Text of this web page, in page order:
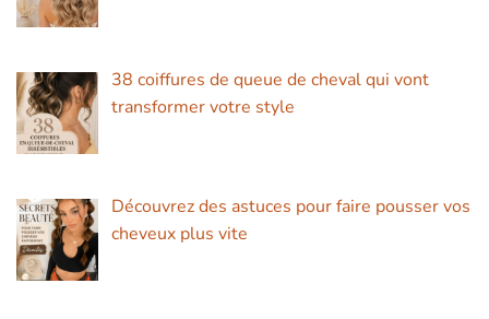
38 coiffures de queue de cheval qui vont
transformer votre style
Découvrez des astuces pour faire pousser vos
cheveux plus vite